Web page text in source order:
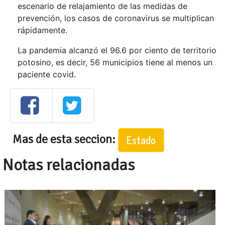
escenario de relajamiento de las medidas de
prevención, los casos de coronavirus se multiplican
rápidamente.
La pandemia alcanzó el 96.6 por ciento de territorio
potosino, es decir, 56 municipios tiene al menos un
paciente covid.
Mas de esta seccion: Estado
Notas relacionadas